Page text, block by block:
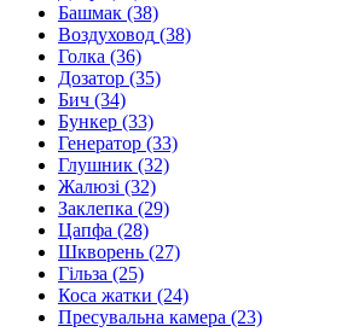
Башмак (38)
Воздуховод (38)
Голка (36)
Дозатор (35)
Бич (34)
Бункер (33)
Генератор (33)
Глушник (32)
Жалюзі (32)
Заклепка (29)
Цапфа (28)
Шкворень (27)
Гільза (25)
Коса жатки (24)
Пресувальна камера (23)